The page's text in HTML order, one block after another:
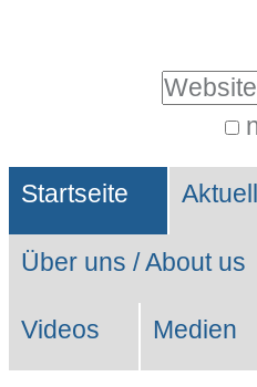
Direkt
zur
Navigation
Werkzeuge
Website durchsuchen
Suche…
Sektionen
Startseite
Über uns / About us
Videos Medien